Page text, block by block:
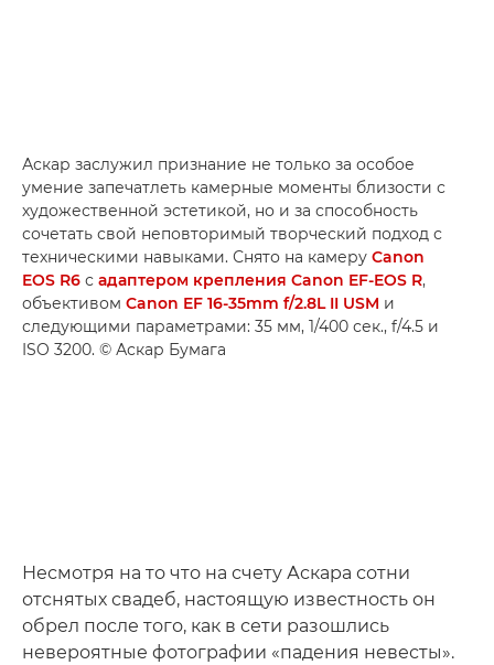
Аскар заслужил признание не только за особое
умение запечатлеть камерные моменты близости с
художественной эстетикой, но и за способность
сочетать свой неповторимый творческий подход с
техническими навыками. Снято на камеру Canon
EOS R6 с адаптером крепления Canon EF-EOS R,
объективом Canon EF 16-35mm f/2.8L II USM и
следующими параметрами: 35 мм, 1/400 сек., f/4.5 и
ISO 3200. © Аскар Бумага
Несмотря на то что на счету Аскара сотни
отснятых свадеб, настоящую известность он
обрел после того, как в сети разошлись
невероятные фотографии «падения невесты».